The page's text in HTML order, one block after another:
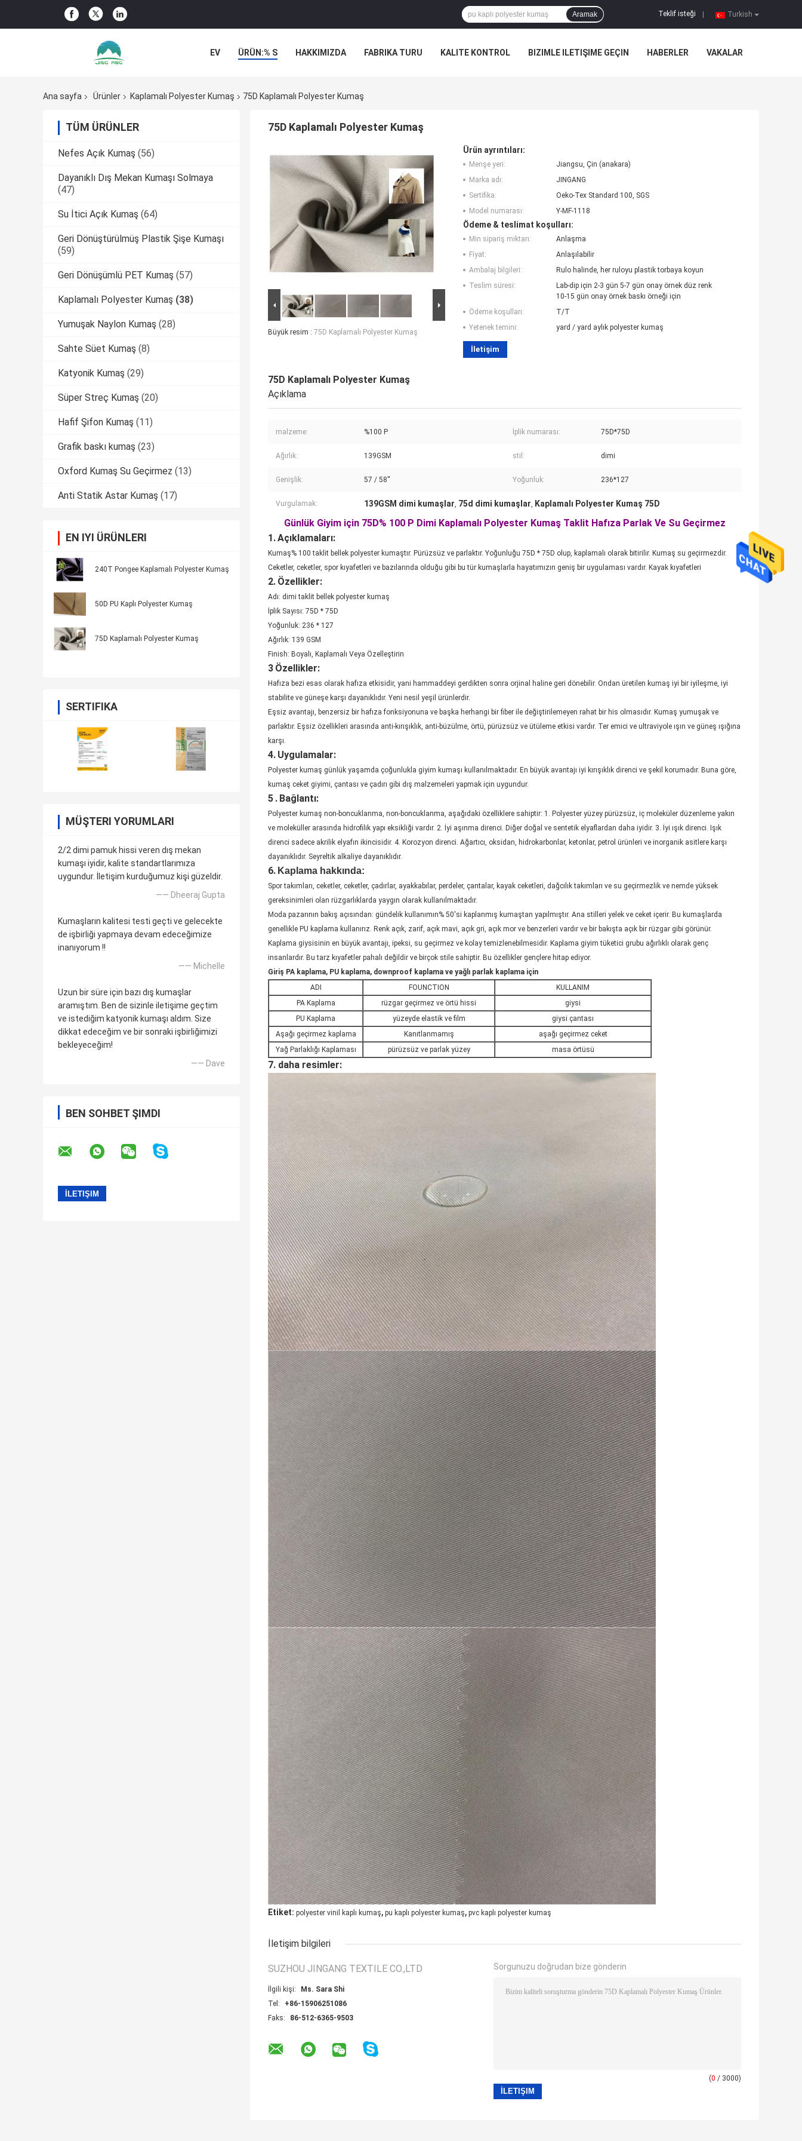
Turkish
Teklif isteği
Aramak
EV ÜRÜN:% S HAKKIMIZDA FABRIKA TURU KALITE KONTROL BIZIMLE ILETIŞIME GEÇIN HABERLER VAKALAR
Ana sayfa
Ürünler Kaplamalı Polyester Kumaş 75D Kaplamalı Polyester Kumaş
TÜM ÜRÜNLER
Nefes Açık Kumaş (56)
Dayanıklı Dış Mekan Kumaşı Solmaya
(47)
Su İtici Açık Kumaş (64)
Geri Dönüştürülmüş Plastik Şişe Kumaşı
(59)
Geri Dönüşümlü PET Kumaş (57)
Kaplamalı Polyester Kumaş (38)
Yumuşak Naylon Kumaş (28)
Sahte Süet Kumaş (8)
Katyonik Kumaş (29)
Süper Streç Kumaş (20)
Hafif Şifon Kumaş (11)
Grafik baskı kumaş (23)
Oxford Kumaş Su Geçirmez (13)
Anti Statik Astar Kumaş (17)
EN IYI ÜRÜNLERI
240T Pongee Kaplamalı Polyester Kumaş
50D PU Kaplı Polyester Kumaş
75D Kaplamalı Polyester Kumaş
SERTIFIKA
MÜŞTERI YORUMLARI
2/2 dimi pamuk hissi veren dış mekan
kumaşı iyidir, kalite standartlarımıza
uygundur. İletişim kurduğumuz kişi güzeldir.
—— Dheeraj Gupta
Kumaşların kalitesi testi geçti ve gelecekte
de işbirliği yapmaya devam edeceğimize
inanıyorum !!
—— Michelle
Uzun bir süre için bazı dış kumaşlar
aramıştım. Ben de sizinle iletişime geçtim
ve istediğim katyonik kumaşı aldım. Size
dikkat edeceğim ve bir sonraki işbirliğimizi
bekleyeceğim!
—— Dave
BEN SOHBET ŞIMDI
75D Kaplamalı Polyester Kumaş
Büyük resim : 75D Kaplamalı Polyester Kumaş
Ürün ayrıntıları:
Menşe yeri:
Jiangsu, Çin (anakara)
Marka adı:
JINGANG
Sertifika:
Oeko-Tex Standard 100, SGS
Model numarası:
Y-MF-1118
Ödeme & teslimat koşulları:
Min sipariş miktarı:
Anlaşma
Fiyat:
Anlaşılabilir
Ambalaj bilgileri:
Rulo halinde, her ruloyu plastik torbaya koyun
Teslim süresi:
Lab-dip için 2-3 gün 5-7 gün onay örnek düz renk
10-15 gün onay örnek baskı örneği için
Ödeme koşulları:
T/T
Yetenek temini:
yard / yard aylık polyester kumaş
İletişim
75D Kaplamalı Polyester Kumaş
Açıklama
malzeme: %100 P İplik numarası: 75D*75D
Ağırlık: 139GSM stil: dimi
Genişlik: 57 / 58'' Yoğunluk: 236*127
Vurgulamak: 139GSM dimi kumaşlar, 75d dimi kumaşlar, Kaplamalı Polyester Kumaş 75D
Günlük Giyim için 75D% 100 P Dimi Kaplamalı Polyester Kumaş Taklit Hafıza Parlak Ve Su Geçirmez
1.Açıklamaları:
Kumaş% 100 taklit bellek polyester kumaştır. Pürüzsüz ve parlaktır. Yoğunluğu 75D * 75D olup, kaplamalı olarak bitirilir. Kumaş su geçirmezdir.
Ceketler, ceketler, spor kıyafetleri ve bazılarında olduğu gibi bu tür kumaşlarla hayatımızın geniş bir uygulaması vardır. Kayak kıyafetleri
2. Özellikler:
Adı: dimi taklit bellek polyester kumaş
İplik Sayısı: 75D * 75D
Yoğunluk: 236 * 127
Ağırlık: 139 GSM
Finish: Boyalı, Kaplamalı Veya Özelleştirin
3 Özellikler:
Hafıza bezi esas olarak hafıza etkisidir, yani hammaddeyi gerdikten sonra orjinal haline geri dönebilir. Ondan üretilen kumaş iyi bir iyileşme, iyi
stabilite ve güneşe karşı dayanıklıdır. Yeni nesil yeşil ürünlerdir.
Eşsiz avantajı, benzersiz bir hafıza fonksiyonuna ve başka herhangi bir fiber ile değiştirilemeyen rahat bir his olmasıdır. Kumaş yumuşak ve
parlaktır. Eşsiz özellikleri arasında anti-kırışıklık, anti-büzülme, örtü, pürüzsüz ve ütüleme etkisi vardır. Ter emici ve ultraviyole ışın ve güneş ışığına
karşı.
4. Uygulamalar:
Polyester kumaş günlük yaşamda çoğunlukla giyim kumaşı kullanılmaktadır. En büyük avantajı iyi kırışıklık direnci ve şekil korumadır. Buna göre,
kumaş ceket giyimi, çantası ve çadırı gibi dış malzemeleri yapmak için uygundur.
5 . Bağlantı:
Polyester kumaş non-boncuklanma, non-boncuklanma, aşağıdaki özelliklere sahiptir: 1. Polyester yüzey pürüzsüz, iç moleküler düzenleme yakın
ve moleküller arasında hidrofilik yapı eksikliği vardır. 2. İyi aşınma direnci. Diğer doğal ve sentetik elyaflardan daha iyidir. 3. İyi ışık direnci. Işık
direnci sadece akrilik elyafın ikincisidir. 4. Korozyon direnci. Ağartıcı, oksidan, hidrokarbonlar, ketonlar, petrol ürünleri ve inorganik asitlere karşı
dayanıklıdır. Seyreltik alkaliye dayanıklıdır.
6. Kaplama hakkında:
Spor takımları, ceketler, ceketler, çadırlar, ayakkabılar, perdeler, çantalar, kayak ceketleri, dağcılık takımları ve su geçirmezlik ve nemde yüksek
gereksinimleri olan rüzgarlıklarda yaygın olarak kullanılmaktadır.
Moda pazarının bakış açısından: gündelik kullanımın% 50'si kaplanmış kumaştan yapılmıştır. Ana stilleri yelek ve ceket içerir. Bu kumaşlarda
genellikle PU kaplama kullanırız. Renk açık, zarif, açık mavi, açık gri, açık mor ve benzerleri vardır ve bir bakışta açık bir rüzgar gibi görünür.
Kaplama giysisinin en büyük avantajı, ipeksi, su geçirmez ve kolay temizlenebilmesidir. Kaplama giyim tüketici grubu ağırlıklı olarak genç
insanlardır. Bu tarz kıyafetler pahalı değildir ve birçok stile sahiptir. Bu özellikler gençlere hitap ediyor.
Giriş PA kaplama, PU kaplama, downproof kaplama ve yağlı parlak kaplama için
ADI
FOUNCTION
KULLANIM
PA Kaplama
rüzgar geçirmez ve örtü hissi
giysi
PU Kaplama
yüzeyde elastik ve film
giysi çantası
Aşağı geçirmez kaplama
Kanıtlanmamış
aşağı geçirmez ceket
Yağ Parlaklığı Kaplaması
pürüzsüz ve parlak yüzey masa örtüsü
7. daha resimler:
Etiket: polyester vinil kaplı kumaş, pu kaplı polyester kumaş, pvc kaplı polyester kumaş
İletişim bilgileri
SUZHOU JINGANG TEXTILE CO.,LTD
İlgili kişi:
Ms. Sara Shi
Tel:
+86-15906251086
Faks:
86-512-6365-9503
Sorgunuzu doğrudan bize gönderin
(0 / 3000)